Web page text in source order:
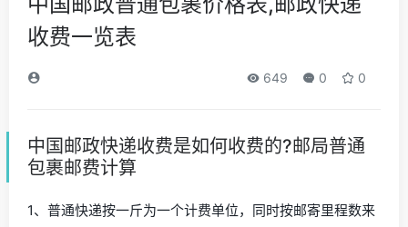
收费一览表
649 0 0
中国邮政快递收费是如何收费的?邮局普通
包裹邮费计算
1、普通快递按一斤为一个计费单位，同时按邮寄里程数来